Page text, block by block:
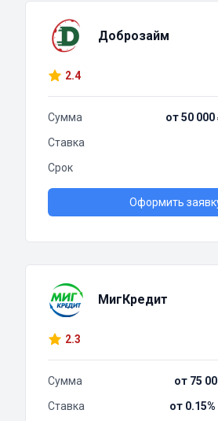
Доброзайм
2.4
Сумма
от 50
Ставка
Срок
Оформить
МигКредит
2.3
Сумма
от 75
Ставка
от